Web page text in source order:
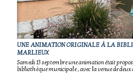
UNE ANIMATION ORIGINALE À LA
MARLIEUX
Samedi 13 septembre une animation était
bibliothèque municipale , avec la venue de deux